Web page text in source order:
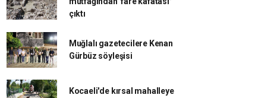
çıktı
Muğlalı gazetecilere Kenan
Gürbüz söyleşisi
Kocaeli'de kırsal mahalleye